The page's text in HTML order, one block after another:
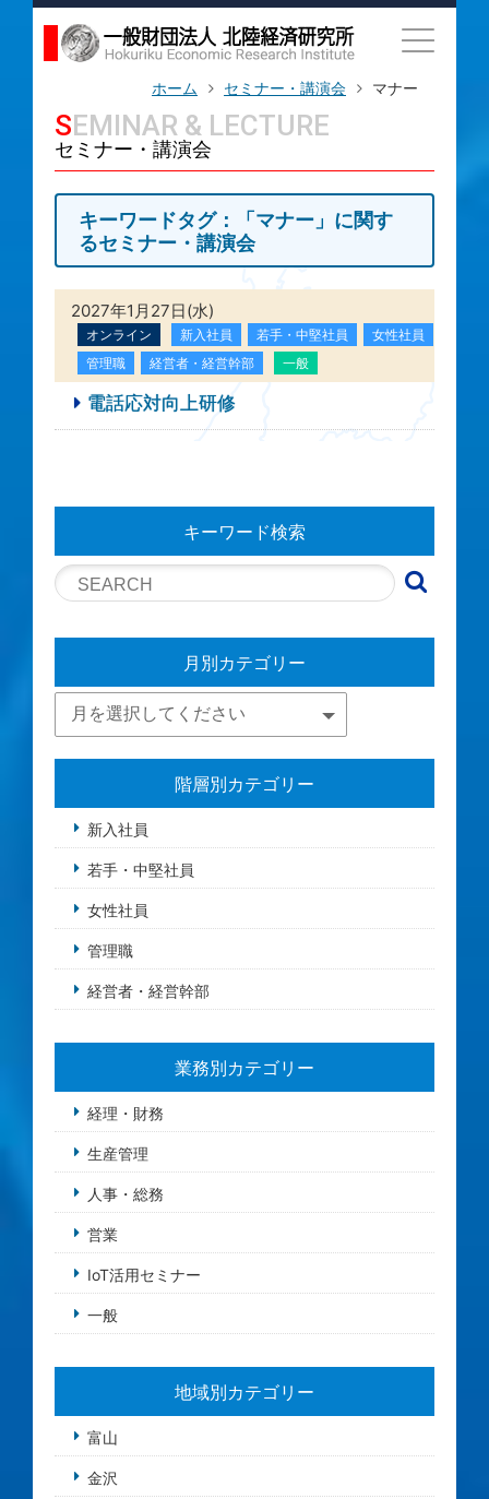
ホーム セミナー・講演会 マナー
SEMINAR & LECTURE
セミナー・講演会
キーワードタグ：「マナー」に関す
るセミナー・講演会
2027年1月27日(水)
オンライン 新入社員 若手・中堅社員
女性社員
管理職
経営者・経営幹部 一般
電話応対向上研修
キーワード検索
月別カテゴリー
階層別カテゴリー
新入社員
若手・中堅社員
女性社員
管理職
経営者・経営幹部
業務別カテゴリー
経理・財務
生産管理
人事・総務
営業
IoT活用セミナー
一般
地域別カテゴリー
富山
金沢